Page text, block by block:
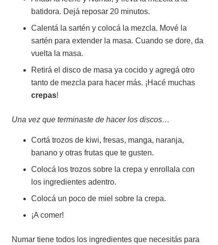
batidora. Dejá reposar 20 minutos.
Calentá la sartén y colocá la mezcla. Mové la
sartén para extender la masa. Cuando se dore, da
vuelta la masa.
Retirá el disco de masa ya cocido y agregá otro
tanto de mezcla para hacer más. ¡Hacé muchas
crepas!
Una vez que terminaste de hacer los discos…
Cortá trozos de kiwi, fresas, manga, naranja,
banano y otras frutas que te gusten.
Colocá los trozos sobre la crepa y enrollala con
los ingredientes adentro.
Colocá un poco de miel sobre la crepa.
¡A comer!
Numar tiene todos los ingredientes que necesitás para